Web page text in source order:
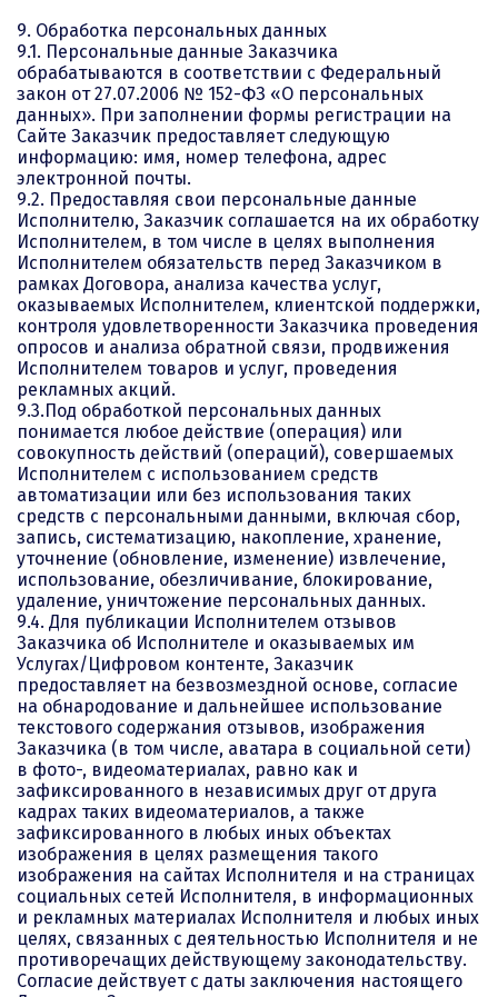
9. Обработка персональных данных
9.1. Персональные данные Заказчика
обрабатываются в соответствии с Федеральный
закон от 27.07.2006 № 152-ФЗ «О персональных
данных». При заполнении формы регистрации на
Сайте Заказчик предоставляет следующую
информацию: имя, номер телефона, адрес
электронной почты.
9.2. Предоставляя свои персональные данные
Исполнителю, Заказчик соглашается на их обработку
Исполнителем, в том числе в целях выполнения
Исполнителем обязательств перед Заказчиком в
рамках Договора, анализа качества услуг,
оказываемых Исполнителем, клиентской поддержки,
контроля удовлетворенности Заказчика проведения
опросов и анализа обратной связи, продвижения
Исполнителем товаров и услуг, проведения
рекламных акций.
9.3.Под обработкой персональных данных
понимается любое действие (операция) или
совокупность действий (операций), совершаемых
Исполнителем с использованием средств
автоматизации или без использования таких
средств с персональными данными, включая сбор,
запись, систематизацию, накопление, хранение,
уточнение (обновление, изменение) извлечение,
использование, обезличивание, блокирование,
удаление, уничтожение персональных данных.
9.4. Для публикации Исполнителем отзывов
Заказчика об Исполнителе и оказываемых им
Услугах/Цифровом контенте, Заказчик
предоставляет на безвозмездной основе, согласие
на обнародование и дальнейшее использование
текстового содержания отзывов, изображения
Заказчика (в том числе, аватара в социальной сети)
в фото-, видеоматериалах, равно как и
зафиксированного в независимых друг от друга
кадрах таких видеоматериалов, а также
зафиксированного в любых иных объектах
изображения в целях размещения такого
изображения на сайтах Исполнителя и на страницах
социальных сетей Исполнителя, в информационных
и рекламных материалах Исполнителя и любых иных
целях, связанных с деятельностью Исполнителя и не
противоречащих действующему законодательству.
Согласие действует с даты заключения настоящего